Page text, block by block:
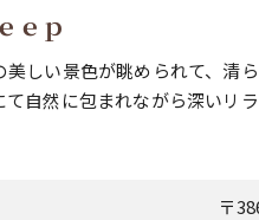
ｅｐ
しい景色が眺められて、清
自然に包まれながら深いリ
〒